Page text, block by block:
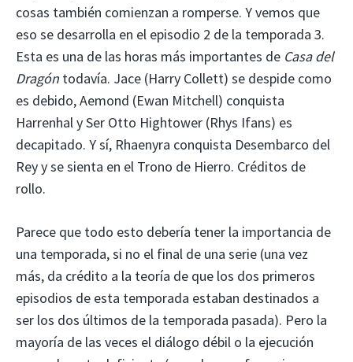
cosas también comienzan a romperse. Y vemos que
eso se desarrolla en el episodio 2 de la temporada 3.
Esta es una de las horas más importantes de Casa del
Dragón todavía. Jace (Harry Collett) se despide como
es debido, Aemond (Ewan Mitchell) conquista
Harrenhal y Ser Otto Hightower (Rhys Ifans) es
decapitado. Y sí, Rhaenyra conquista Desembarco del
Rey y se sienta en el Trono de Hierro. Créditos de
rollo.
Parece que todo esto debería tener la importancia de
una temporada, si no el final de una serie (una vez
más, da crédito a la teoría de que los dos primeros
episodios de esta temporada estaban destinados a
ser los dos últimos de la temporada pasada). Pero la
mayoría de las veces el diálogo débil o la ejecución